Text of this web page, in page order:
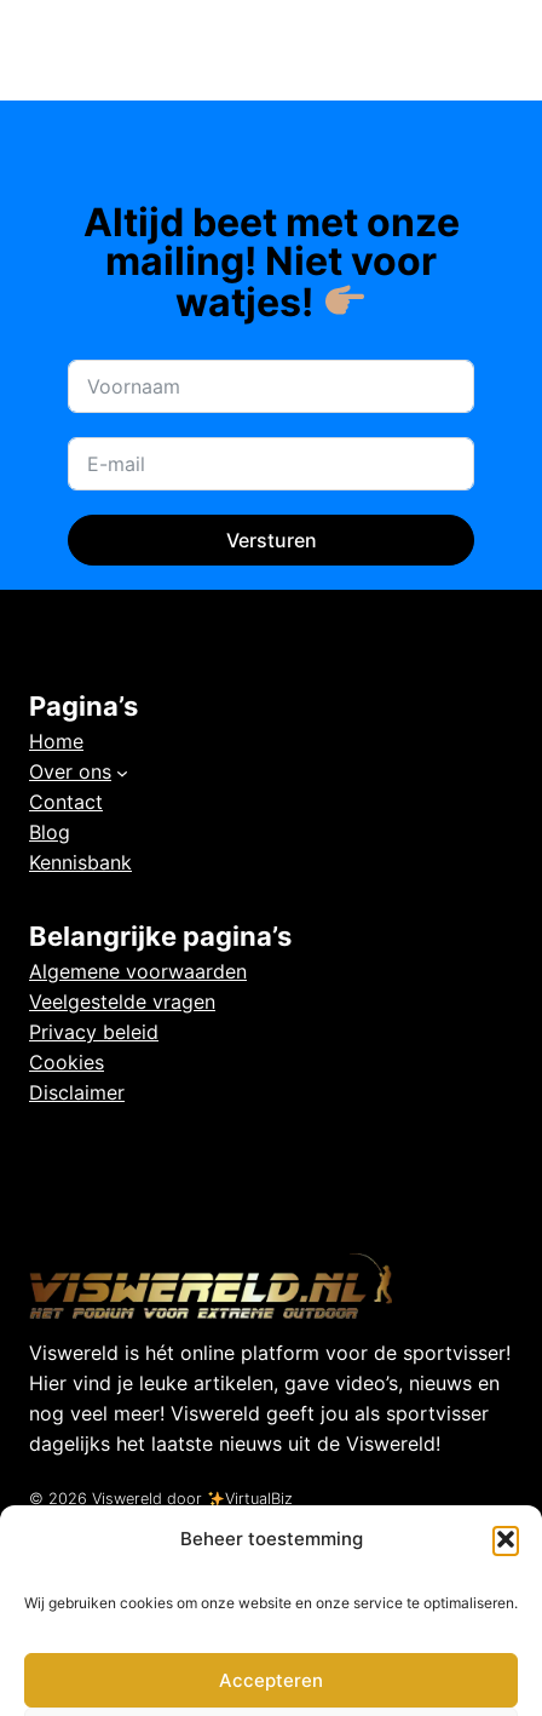
Beheer toestemming
Wij gebruiken cookies om onze website en onze service te optimaliseren.
Accepteren
Altijd beet met onze
mailing! Niet voor
watjes!
Versturen
Pagina’s
Home
Over ons
Contact
Blog
Kennisbank
Belangrijke pagina’s
Algemene voorwaarden
Veelgestelde vragen
Privacy beleid
Cookies
Disclaimer
Viswereld is hét online platform voor de sportvisser!
Hier vind je leuke artikelen, gave video’s, nieuws en
nog veel meer! Viswereld geeft jou als sportvisser
dagelijks het laatste nieuws uit de Viswereld!
© 2026 Viswereld door VirtualBiz
47, 4005 AR